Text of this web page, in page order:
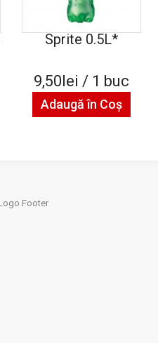
Sprite 0.5L*
9,50lei / 1 buc
Adaugă în Coş